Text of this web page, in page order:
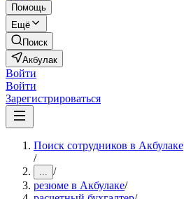
Помощь
Ещё
Поиск
Акбулак
Войти
Войти
Зарегистрироваться
Поиск сотрудников в Акбулаке
/
... /
резюме в Акбулаке/